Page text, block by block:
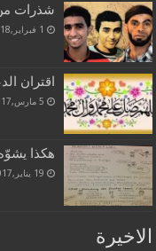
شذرات من
1 فبراير,2018
اقتران
5 مارس,2017
هكذا
19 يناير,2017
الاخيرة